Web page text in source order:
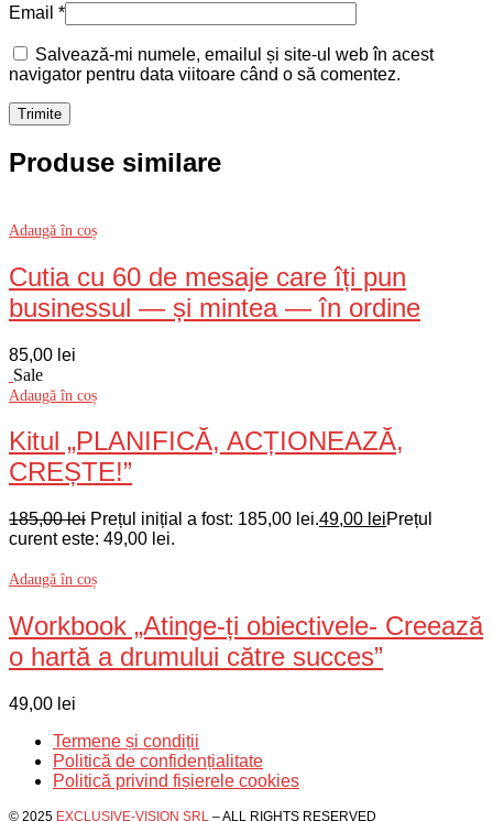
Email *
Salvează-mi numele, emailul și site-ul web în acest
navigator pentru data viitoare când o să comentez.
Produse similare
Adaugă în coș
Cutia cu 60 de mesaje care îți pun
businessul — și mintea — în ordine
85,00 lei
Sale
Adaugă în coș
Kitul „PLANIFICĂ, ACȚIONEAZĂ,
CREȘTE!”
185,00lei Prețul inițial a fost: 185,00 lei.49,00 leiPrețul
curent este: 49,00 lei.
Adaugă în coș
Workbook „Atinge-ți obiectivele- Creează
o hartă a drumului către succes”
49,00 lei
Termene și condiții
Politică de confidențialitate
Politică privind fișierele cookies
© 2025 EXCLUSIVE-VISION SRL – ALL RIGHTS RESERVED